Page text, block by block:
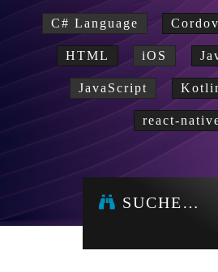
C# Language
HTML iOS
JavaScript
react-
SUCHE…